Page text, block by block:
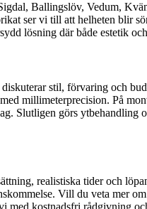
Ballingslöv, Vedum,
ser vi till att helheten blir
lösning där både estetik
stil, förvaring och
millimeterprecision. På
Slutligen görs ytbehandling
realistiska tider och
Vill du veta mer
med kostnadsfri rådgivning